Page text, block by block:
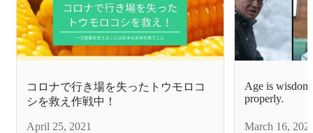
コロナで行き場を失ったトウモロコ
シを救え作戦中！
April 25, 2021
Age is
properly.
March 16,